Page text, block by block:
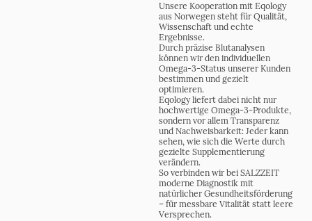
Unsere Kooperation mit Eqology
aus Norwegen steht für Qualität,
Wissenschaft und echte
Ergebnisse.
Durch präzise Blutanalysen
können wir den individuellen
Omega-3-Status unserer Kunden
bestimmen und gezielt
optimieren.
Eqology liefert dabei nicht nur
hochwertige Omega-3-Produkte,
sondern vor allem Transparenz
und Nachweisbarkeit: Jeder kann
sehen, wie sich die Werte durch
gezielte Supplementierung
verändern.
So verbinden wir bei SALZZEIT
moderne Diagnostik mit
natürlicher Gesundheitsförderung
– für messbare Vitalität statt leere
Versprechen.